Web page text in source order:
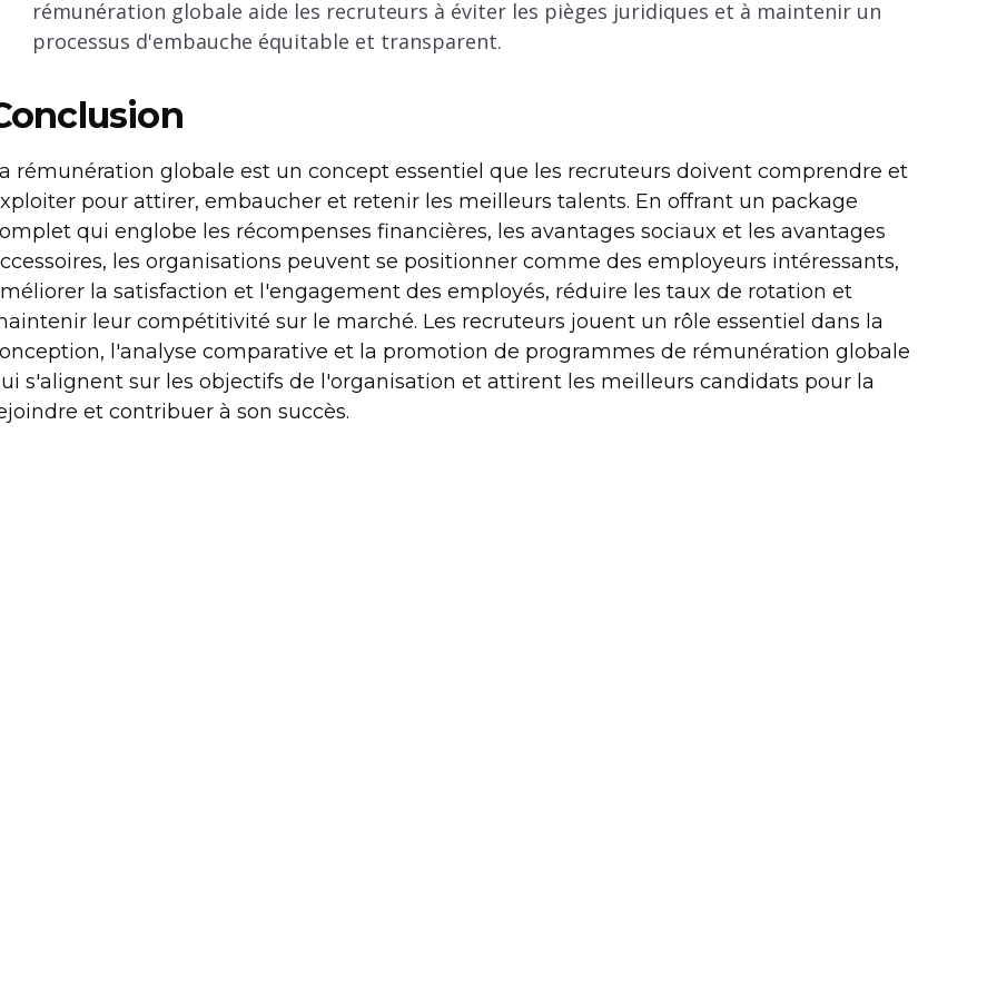
rémunération globale aide les recruteurs à éviter les pièges juridiques et à maintenir un
processus d'embauche équitable et transparent.
rémunération globale est un concept essentiel que les recruteurs doivent comprendre et
pour attirer, embaucher et retenir les meilleurs talents. En offrant un package
qui englobe les récompenses financières, les avantages sociaux et les avantages
les organisations peuvent se positionner comme des employeurs intéressants,
la satisfaction et l'engagement des employés, réduire les taux de rotation et
leur compétitivité sur le marché. Les recruteurs jouent un rôle essentiel dans la
l'analyse comparative et la promotion de programmes de rémunération globale
s'alignent sur les objectifs de l'organisation et attirent les meilleurs candidats pour la
et contribuer à son succès.